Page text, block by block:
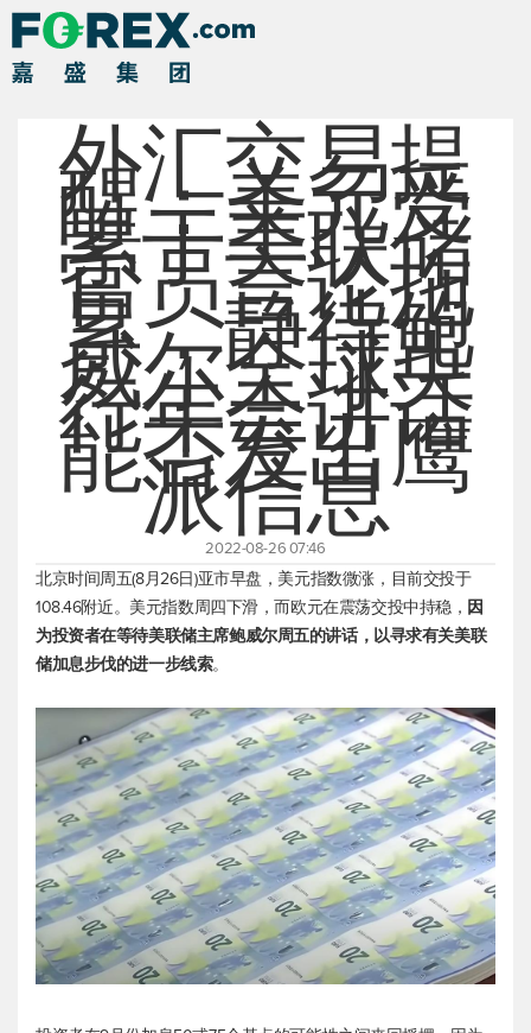
外汇交易提
醒：美元受
累于美联储
官员言论拖
累，静待鲍
威尔全球央
行年会讲话
能否发出鹰
派信息
2022-08-26 07:46
北京时间周五(8月26日)亚市早盘， 美元指数微涨，目前交投于
108.46附近。 美元指数周四下滑，而欧元在震荡交投中持稳， 因
为投资者在等待美联储主席鲍威尔周五的讲话，以寻求有关美联
储加息步伐的进一步线索。